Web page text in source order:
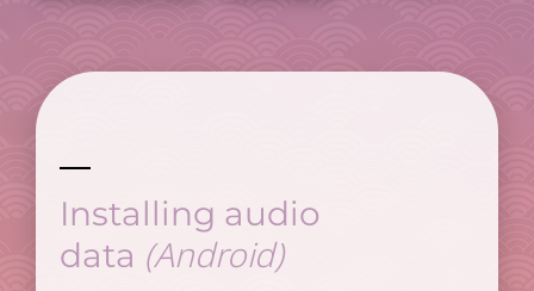
Installing audio
data (Android)